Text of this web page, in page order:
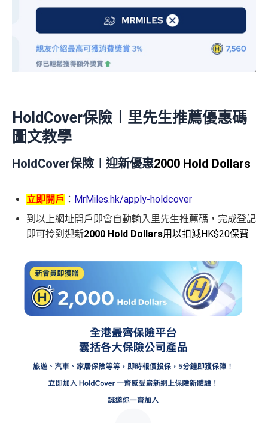
HoldCover保險︱里先生推薦優惠碼
圖文教學
HoldCover保險︱迎新優惠2000 Hold Dollars
立即開戶 ： MrMiles.hk/apply-holdcover
到以上網址開戶即會自動輸入里先生推薦碼，完成登記
即可拎到迎新2000 Hold Dollars用以扣減HK$20保費